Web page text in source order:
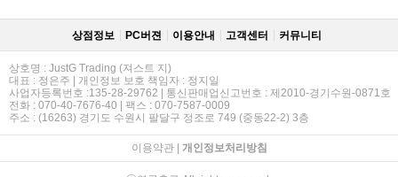
상점정보 PC버젼 이용안내 고객센터 커뮤니티
상호명 : JustG Trading (져스트 지)
대표 : 정은주 | 개인정보 보호 책임자 : 정지일
사업자등록번호 :135-28-29762 | 통신판매업신고번호 : 제2010-경기수원-0871호
전화 : 070-40-7676-40 | 팩스 : 070-7587-0009
주소 : (16263) 경기도 수원시 팔달구 정조로 749 (중동22-2) 3층
이용약관| 개인정보처리방침